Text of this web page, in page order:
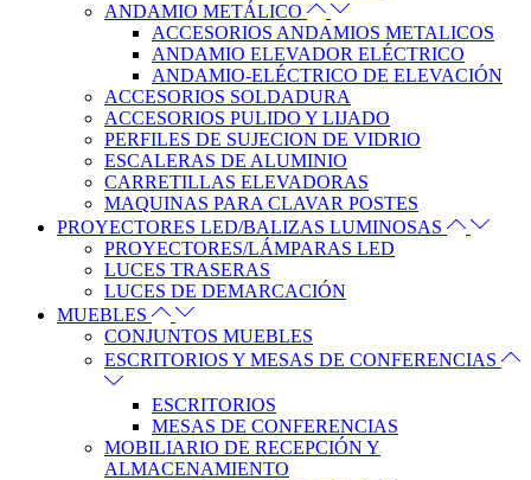
ANDAMIO METÁLICO
ACCESORIOS ANDAMIOS METALICOS
ANDAMIO ELEVADOR ELÉCTRICO
ANDAMIO-ELÉCTRICO DE ELEVACIÓN
ACCESORIOS SOLDADURA
ACCESORIOS PULIDO Y LIJADO
PERFILES DE SUJECION DE VIDRIO
ESCALERAS DE ALUMINIO
CARRETILLAS ELEVADORAS
MAQUINAS PARA CLAVAR POSTES
PROYECTORES LED/BALIZAS LUMINOSAS
PROYECTORES/LÁMPARAS LED
LUCES TRASERAS
LUCES DE DEMARCACIÓN
MUEBLES
CONJUNTOS MUEBLES
ESCRITORIOS Y MESAS DE CONFERENCIAS
ESCRITORIOS
MESAS DE CONFERENCIAS
MOBILIARIO DE RECEPCIÓN Y
ALMACENAMIENTO